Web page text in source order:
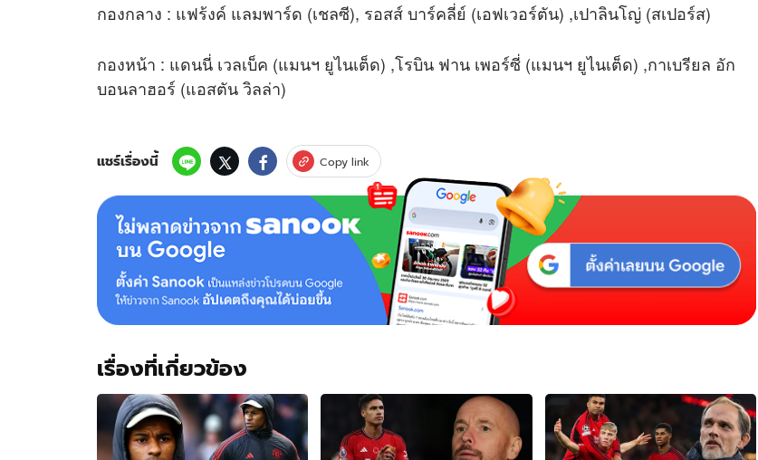
กองกลาง : แฟร้งค์ แลมพาร์ด (เชลซี), รอสส์ บาร์คลี่ย์ (เอฟเวอร์ตัน) ,เปาลินโญ่ (สเปอร์ส)
กองหน้า : แดนนี่ เวลเบ็ค (แมนฯ ยูไนเต็ด) ,โรบิน ฟาน เพอร์ซี่ (แมนฯ ยูไนเต็ด) ,กาเบรียล อัก
บอนลาฮอร์ (แอสตัน วิลล่า)
แชร์เรื่องนี้ Copy link
เรื่องที่เกี่ยวข้อง